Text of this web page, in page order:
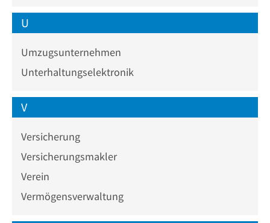
U
Umzugsunternehmen
Unterhaltungselektronik
V
Versicherung
Versicherungsmakler
Verein
Vermögensverwaltung